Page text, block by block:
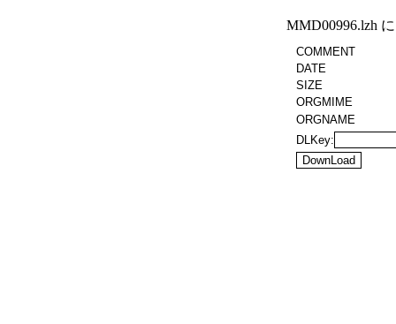
MMD00996.lzh
COMMENT
DATE
SIZE
ORGMIME
ORGNAME
DLKey: